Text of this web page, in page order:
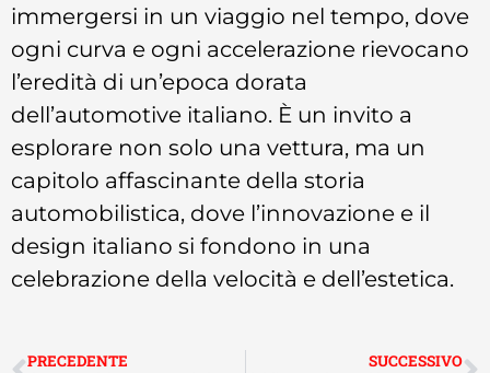
immergersi in un viaggio nel tempo, dove
ogni curva e ogni accelerazione rievocano
l’eredità di un’epoca dorata
dell’automotive italiano. È un invito a
esplorare non solo una vettura, ma un
capitolo affascinante della storia
automobilistica, dove l’innovazione e il
design italiano si fondono in una
celebrazione della velocità e dell’estetica.
PRECEDENTE SUCCESSIVO